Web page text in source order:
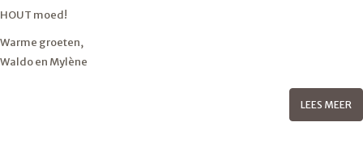
HOUT moed!
Warme groeten,
Waldo en Mylène
LEES MEER